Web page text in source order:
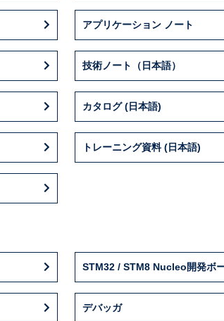
LQFP144 112
LQFP144 112 2 3.6
アプリケーション ノート
技術ノート（日本語）
カタログ (日本語)
トレーニング資料 (日本語)
STM32 / STM8 Nucleo開発ボ
デバッガ